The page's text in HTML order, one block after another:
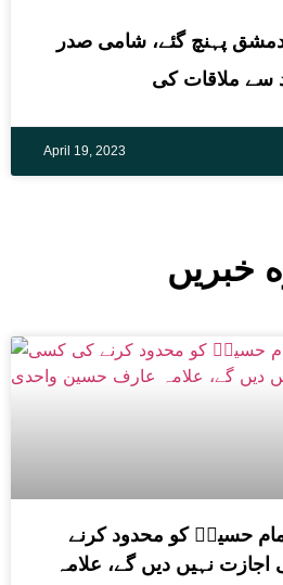
پہنچ گئے، شامی صدر
April 19, 2023
خبریں
حسینؑ کو محدود کرنے
نہیں دیں گے، علامہ